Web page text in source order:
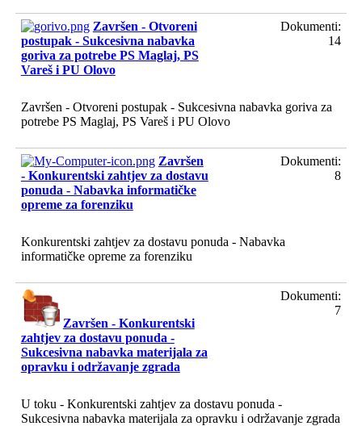
Završen - Otvoreni
postupak - Sukcesivna nabavka
goriva za potrebe PS Maglaj, PS
Vareš i PU Olovo
Dokumenti:
14
Završen - Otvoreni postupak - Sukcesivna nabavka goriva za
potrebe PS Maglaj, PS Vareš i PU Olovo
Završen
- Konkurentski zahtjev za dostavu
ponuda - Nabavka informatičke
opreme za forenziku
Dokumenti:
8
Konkurentski zahtjev za dostavu ponuda - Nabavka
informatičke opreme za forenziku
Završen - Konkurentski
zahtjev za dostavu ponuda -
Sukcesivna nabavka materijala za
opravku i održavanje zgrada
Dokumenti:
7
U toku - Konkurentski zahtjev za dostavu ponuda -
Sukcesivna nabavka materijala za opravku i održavanje zgrada